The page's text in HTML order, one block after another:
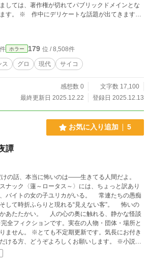
しては、著作権が切れてパブリックドメインとな
す。 ※ 作中にデリケートな話題が出てきます
の人々を否定する意図はありません。この作品は
ンです。 ※ 小説家になろう、カクヨム、エブリ
にも転載しています。
ホラー 179 位 / 8,508件
ス グロ 現代 サイコ
感想数 0
文字数 17,100
最終更新日 2025.12.22
登録日 2025.12.13
お気に入り追加 5
譚
ナック〈蓮～ロータス～〉には、ちょっと訳あり
バイトの女の子ユリカがいる。 常連たちの愚痴
て時折ふらりと現れる“見えない客”。 怖いの
あたたかい。 人の心の奥に触れる、静かな怪談
ません。 ※とても不定期更新です。気長にお付き
ける方、どうぞよろしくお願いします。 ※小説家
ま、カクヨムさまでも掲載しています